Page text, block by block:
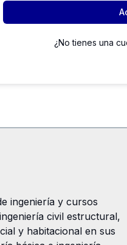
¿No tienes una
ingeniería y cursos
civil estructural,
y habitacional en sus